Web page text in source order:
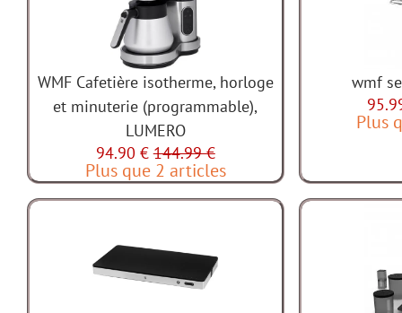
WMF Cafetière isotherme, horloge
et minuterie (programmable),
LUMERO
94.90 € 144.99 €
Plus que 2 articles
wmf
Plus